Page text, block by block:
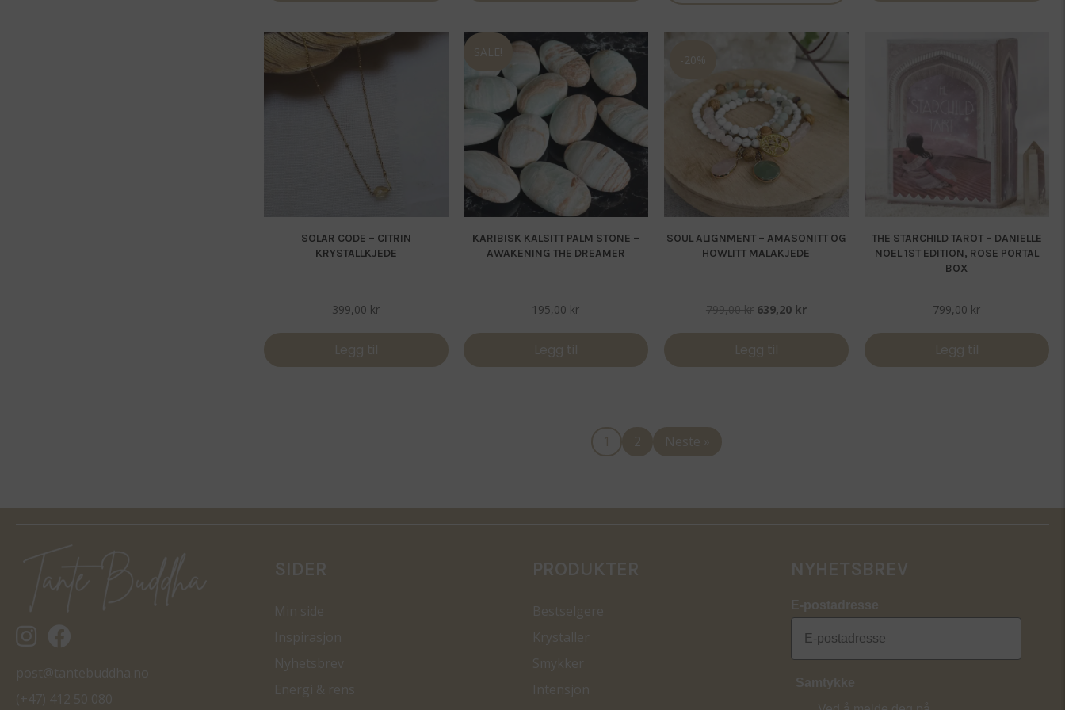
SOLAR CODE – CITRIN
KRYSTALLKJEDE
399,00 kr
Legg til
SALE!
KARIBISK KALSITT PALM STONE –
AWAKENING THE DREAMER
195,00 kr
Legg til
-20%
SOUL ALIGNMENT – AMASONITT OG
HOWLITT MALAKJEDE
799,00kr Opprinnelig
799,00 kr.
639,20 krNåværende
639,20 kr.
Legg til
THE STARCHILD TAROT – DANIELLE
NOEL 1ST EDITION, ROSE PORTAL
BOX
799,00 kr
Legg til
1 2 Neste »
Tantebuddha.no instagram
Tantebuddha.no facebook
post@tantebuddha.no
(+47) 412 50 080
SIDER
Min side
Inspirasjon
Nyhetsbrev
Energi & rens
PRODUKTER
Bestselgere
Krystaller
Smykker
Intensjon
NYHETSBREV
E-postadresse
Samtykke